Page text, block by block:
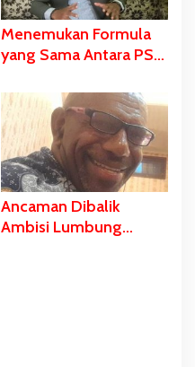
Menemukan Formula
yang Sama Antara PSN
Wambad dan Mbulalo
Dalam Budaya Orang
Malind
Ancaman Dibalik
Ambisi Lumbung